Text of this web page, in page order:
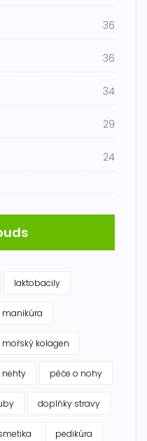
36
36
34
29
24
laktobacily
manikúra
mořský kolagen
nehty péče o nohy
doplňky stravy
pedikúra